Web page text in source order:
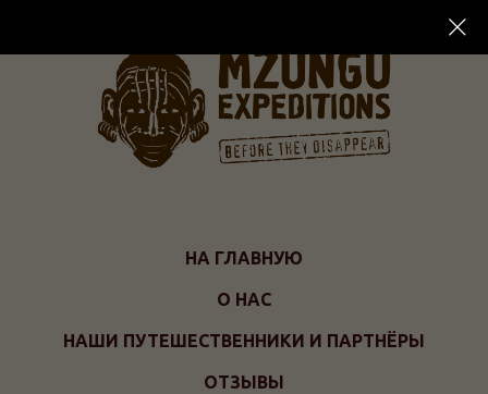
НА ГЛАВНУЮ
О НАС
НАШИ ПУТЕШЕСТВЕННИКИ И ПАРТНЁРЫ
ОТЗЫВЫ